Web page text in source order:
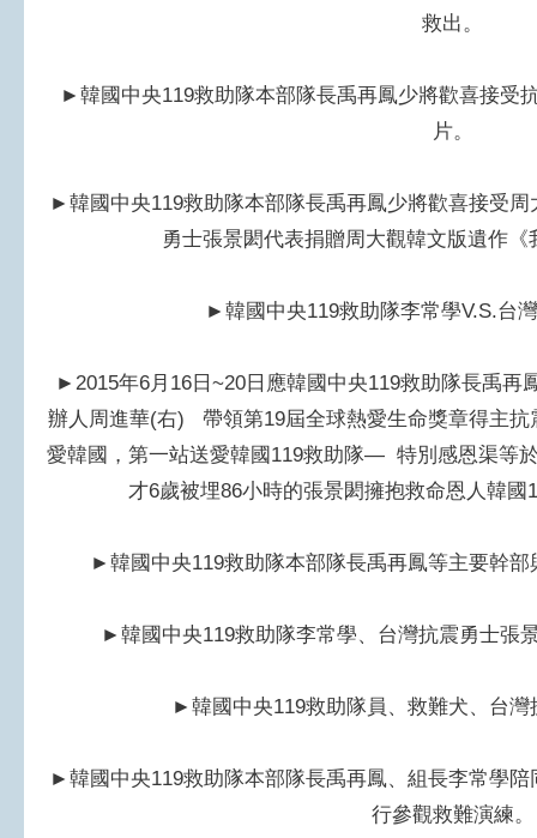
救出。
► 韓國中央119救助隊本部隊長禹再鳳少將歡喜接受
片。
► 韓國中央119救助隊本部隊長禹再鳳少將歡喜接受
勇士張景閎代表捐贈周大觀韓文版遺作
► 韓國中央119救助隊李常學V.S.台
► 2015年6月16日~20日應韓國中央119救助隊長禹
辦人周進華(右) 帶領第19屆全球熱愛生命獎章得主抗
愛韓國，第一站送愛韓國119救助隊— 特別感恩渠等
才6歲被埋86小時的張景閎擁抱救命恩人韓國
► 韓國中央119救助隊本部隊長禹再鳳等主要幹
► 韓國中央119救助隊李常學、台灣抗震勇士張
► 韓國中央119救助隊員、救難犬、台
► 韓國中央119救助隊本部隊長禹再鳳、組長李常學
行參觀救難演練。